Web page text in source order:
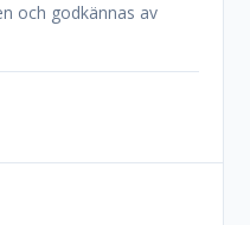
och godkännas av